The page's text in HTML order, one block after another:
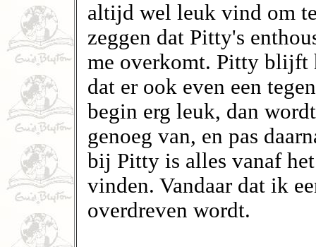
altijd wel leuk vind om
zeggen dat Pitty's
me overkomt. Pitty
dat er ook even een
begin erg leuk, dan
genoeg van, en pas
bij Pitty is alles vanaf
vinden. Vandaar dat ik
overdreven wordt.